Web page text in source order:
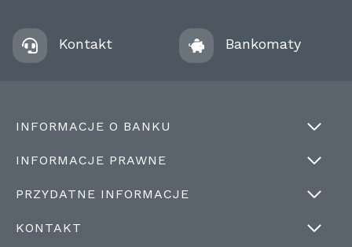
Kontakt Bankomaty
INFORMACJE O BANKU
INFORMACJE PRAWNE
PRZYDATNE INFORMACJE
KONTAKT